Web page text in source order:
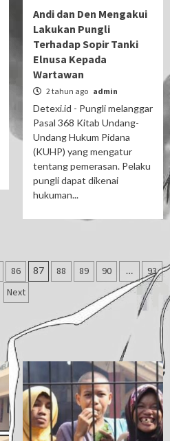
Andi dan Den Mengakui
Lakukan Pungli
Terhadap Sopir Tanki
Elnusa Kepada
Wartawan
2 tahun ago admin
Detexi.id - Pungli melanggar
Pasal 368 Kitab Undang-
Undang Hukum Pidana
(KUHP) yang mengatur
tentang pemerasan. Pelaku
pungli dapat dikenai
hukuman...
86 87 88 89 90 …
93
Next